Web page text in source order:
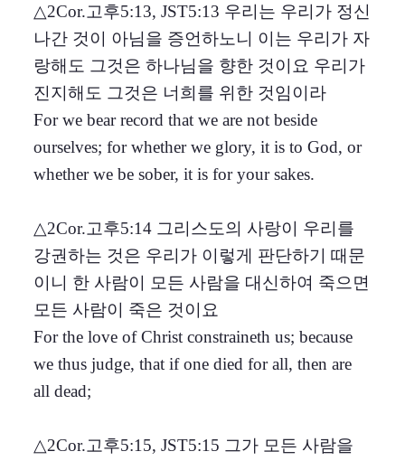
△2Cor.고후5:13, JST5:13 우리는 우리가 정신
나간 것이 아님을 증언하노니 이는 우리가 자
랑해도 그것은 하나님을 향한 것이요 우리가
진지해도 그것은 너희를 위한 것임이라
For we bear record that we are not beside
ourselves; for whether we glory, it is to God, or
whether we be sober, it is for your sakes.
△2Cor.고후5:14 그리스도의 사랑이 우리를
강권하는 것은 우리가 이렇게 판단하기 때문
이니 한 사람이 모든 사람을 대신하여 죽으면
모든 사람이 죽은 것이요
For the love of Christ constraineth us; because
we thus judge, that if one died for all, then are
all dead;
△2Cor.고후5:15, JST5:15 그가 모든 사람을